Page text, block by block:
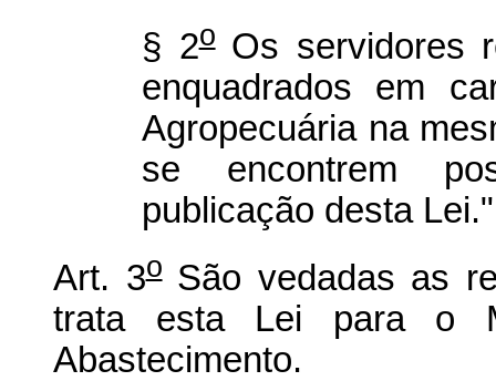
§ 2o Os servidores
enquadrados em
Agropecuária na
se encontrem
publicação desta Lei."
Art. 3o São vedadas as
trata esta Lei para o
Abastecimento.